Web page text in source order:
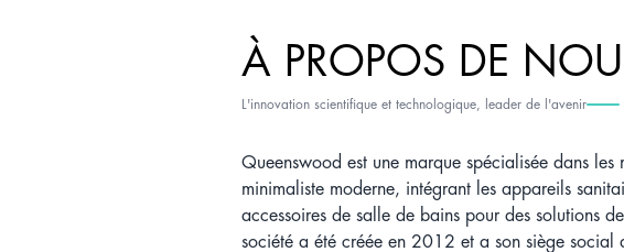
À PROPOS DE
L'innovation scientifique et technologique, leader de l'avenir
Queenswood est une marque spécialisée dans
minimaliste moderne, intégrant les appareils
accessoires de salle de bains pour des solutions
société a été créée en 2012 et a son siège social